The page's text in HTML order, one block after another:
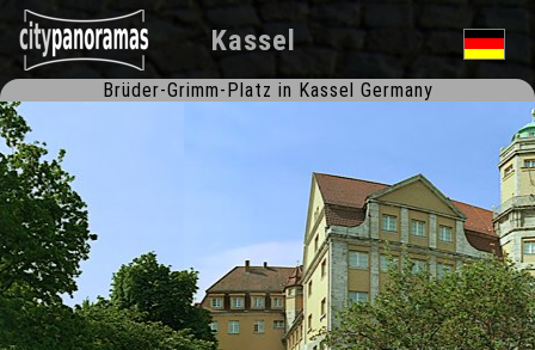
Kassel
Brüder-Grimm-Platz in Kassel Germany